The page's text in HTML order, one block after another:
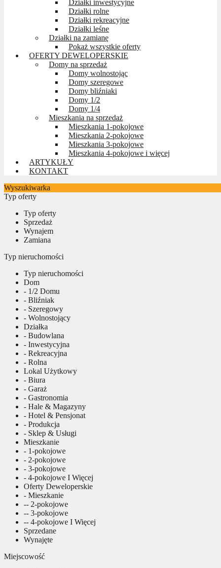
Działki inwestycyjne
Działki rolne
Działki rekreacyjne
Działki leśne
Działki na zamianę
Pokaż wszystkie oferty
OFERTY DEWELOPERSKIE
Domy na sprzedaż
Domy wolnostojąc
Domy szeregowe
Domy bliźniaki
Domy 1/2
Domy 1/4
Mieszkania na sprzedaż
Mieszkania 1-pokojowe
Mieszkania 2-pokojowe
Mieszkania 3-pokojowe
Mieszkania 4-pokojowe i więcej
ARTYKUŁY
KONTAKT
Wyszukiwarka
Typ oferty
Typ oferty
Sprzedaż
Wynajem
Zamiana
Typ nieruchomości
Typ nieruchomości
Dom
- 1/2 Domu
- Bliźniak
- Szeregowy
- Wolnostojący
Działka
- Budowlana
- Inwestycyjna
- Rekreacyjna
- Rolna
Lokal Użytkowy
- Biura
- Garaż
- Gastronomia
- Hale & Magazyny
- Hotel & Pensjonat
- Produkcja
- Sklep & Usługi
Mieszkanie
- 1-pokojowe
- 2-pokojowe
- 3-pokojowe
- 4-pokojowe I Więcej
Oferty Deweloperskie
- Mieszkanie
-- 2-pokojowe
-- 3-pokojowe
-- 4-pokojowe I Więcej
Sprzedane
Wynajęte
Miejscowość